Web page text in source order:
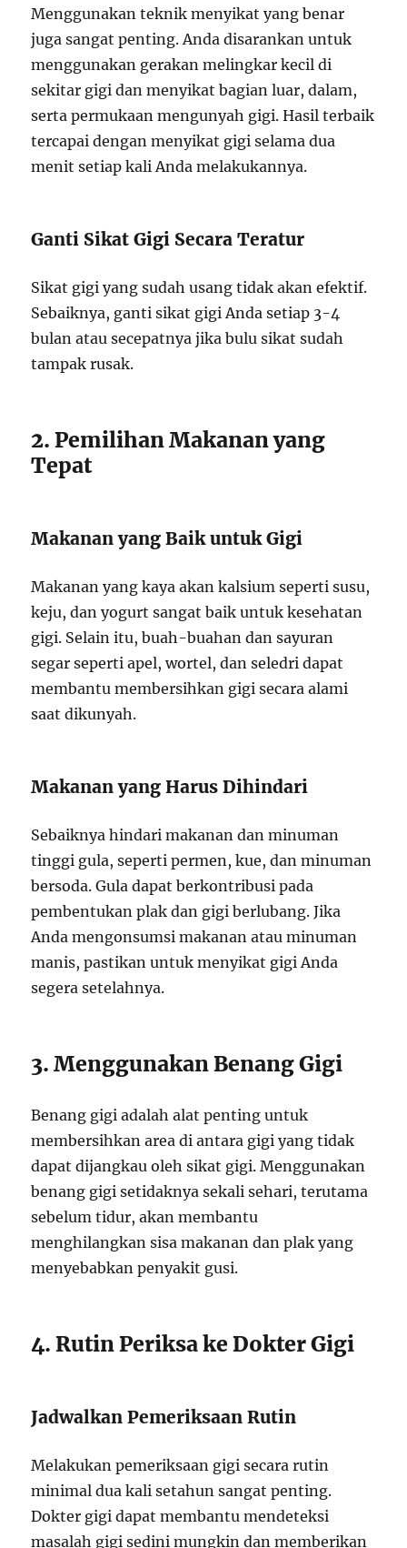
Menggunakan teknik menyikat yang benar
juga sangat penting. Anda disarankan untuk
menggunakan gerakan melingkar kecil di
sekitar gigi dan menyikat bagian luar, dalam,
serta permukaan mengunyah gigi. Hasil terbaik
tercapai dengan menyikat gigi selama dua
menit setiap kali Anda melakukannya.
Ganti Sikat Gigi Secara Teratur
Sikat gigi yang sudah usang tidak akan efektif.
Sebaiknya, ganti sikat gigi Anda setiap 3-4
bulan atau secepatnya jika bulu sikat sudah
tampak rusak.
2. Pemilihan Makanan yang
Tepat
Makanan yang Baik untuk Gigi
Makanan yang kaya akan kalsium seperti susu,
keju, dan yogurt sangat baik untuk kesehatan
gigi. Selain itu, buah-buahan dan sayuran
segar seperti apel, wortel, dan seledri dapat
membantu membersihkan gigi secara alami
saat dikunyah.
Makanan yang Harus Dihindari
Sebaiknya hindari makanan dan minuman
tinggi gula, seperti permen, kue, dan minuman
bersoda. Gula dapat berkontribusi pada
pembentukan plak dan gigi berlubang. Jika
Anda mengonsumsi makanan atau minuman
manis, pastikan untuk menyikat gigi Anda
segera setelahnya.
3. Menggunakan Benang Gigi
Benang gigi adalah alat penting untuk
membersihkan area di antara gigi yang tidak
dapat dijangkau oleh sikat gigi. Menggunakan
benang gigi setidaknya sekali sehari, terutama
sebelum tidur, akan membantu
menghilangkan sisa makanan dan plak yang
menyebabkan penyakit gusi.
4. Rutin Periksa ke Dokter Gigi
Jadwalkan Pemeriksaan Rutin
Melakukan pemeriksaan gigi secara rutin
minimal dua kali setahun sangat penting.
Dokter gigi dapat membantu mendeteksi
masalah gigi sedini mungkin dan memberikan